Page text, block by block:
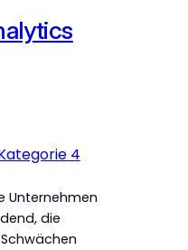
4
Unternehmen
die